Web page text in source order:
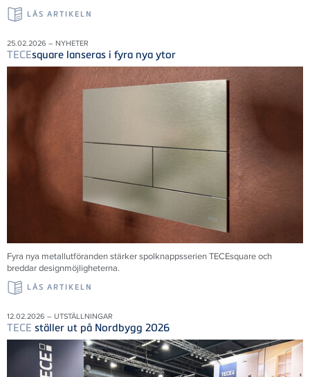
LÄS ARTIKELN
25.02.2026 – NYHETER
TECEsquare lanseras i fyra nya ytor
Fyra nya metallutföranden stärker spolknappsserien TECEsquare och
breddar designmöjligheterna.
LÄS ARTIKELN
12.02.2026 – UTSTÄLLNINGAR
TECE ställer ut på Nordbygg 2026